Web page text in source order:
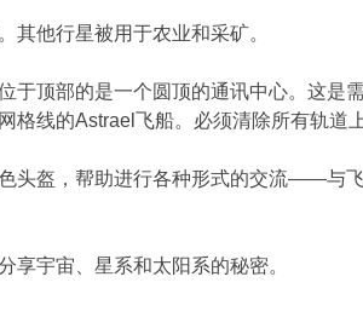
其他行星被用于农业和采矿。
顶部的是一个圆顶的通讯中心。这是
线的Astrael飞船。必须清除所有轨道
头盔，帮助进行各种形式的交流——与
享宇宙、星系和太阳系的秘密。